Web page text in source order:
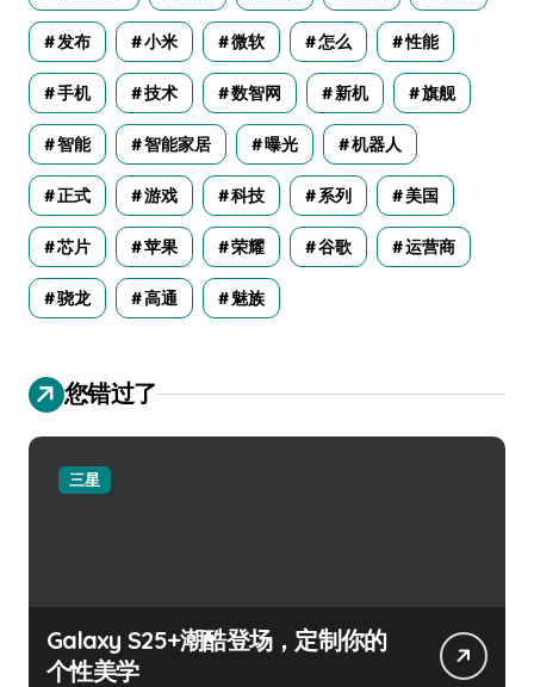
发布 小米 微软 怎么 性能
手机 技术 数智网 新机 旗舰
智能 智能家居 曝光 机器人
正式 游戏 科技 系列 美国
芯片 苹果 荣耀 谷歌 运营商
骁龙 高通 魅族
您错过了
三星
Galaxy S25+潮酷登场，定制你的
个性美学